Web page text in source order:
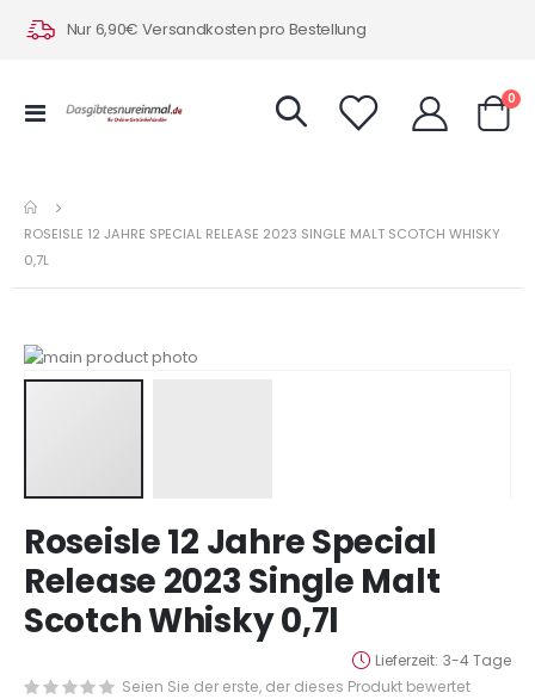
Nur 6,90€ Versandkosten pro Bestellung
Navigation
0
ROSEISLE 12 JAHRE SPECIAL RELEASE 2023 SINGLE MALT SCOTCH WHISKY
0,7L
Zum
Ende
Anfang
der
Bildergalerie
springen
Roseisle 12 Jahre Special
Release 2023 Single Malt
Scotch Whisky 0,7l
Lieferzeit 3-4 Tage
Seien Sie der erste, der dieses Produkt bewertet